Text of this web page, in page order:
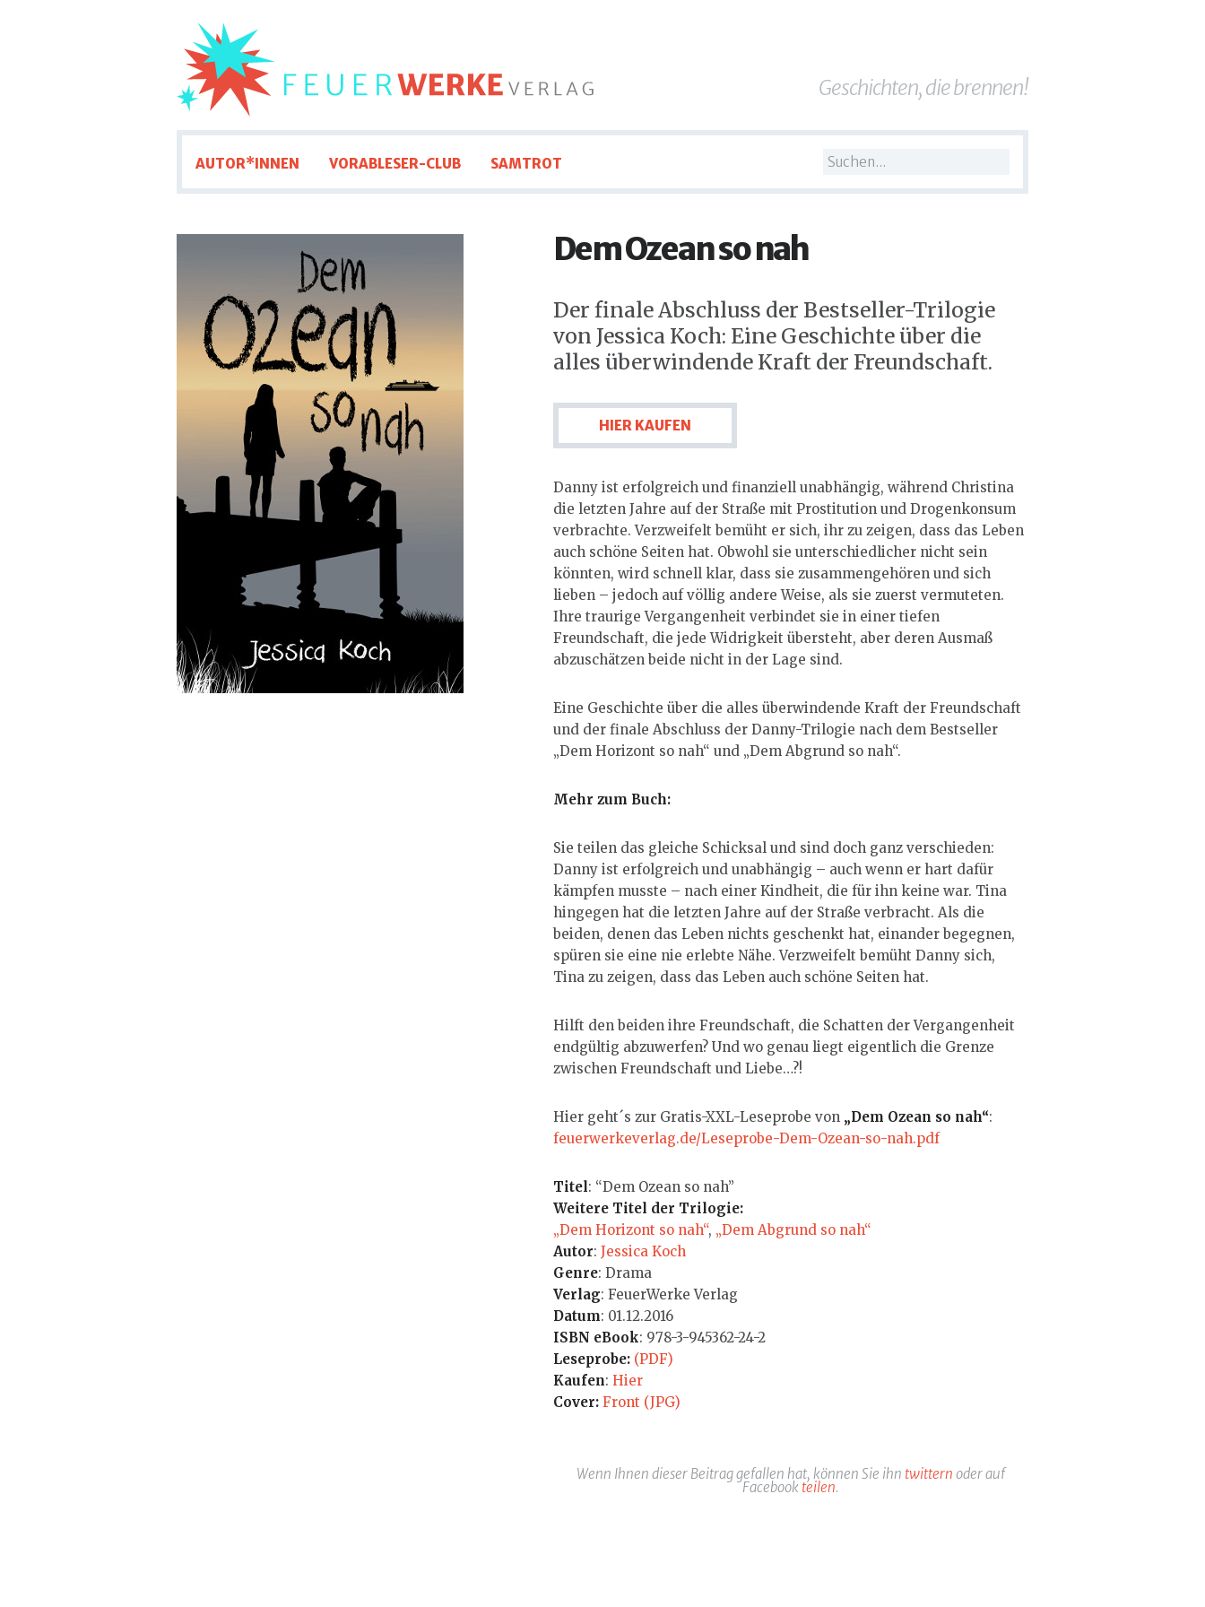
Geschichten, die brennen!
AUTOR*INNEN VORABLESER-CLUB SAMTROT
Dem Ozean so nah
Der finale Abschluss der Bestseller-Trilogie
von Jessica Koch: Eine Geschichte über die
alles überwindende Kraft der Freundschaft.
HIER KAUFEN
Danny ist erfolgreich und finanziell unabhängig, während Christina
die letzten Jahre auf der Straße mit Prostitution und Drogenkonsum
verbrachte. Verzweifelt bemüht er sich, ihr zu zeigen, dass das Leben
auch schöne Seiten hat. Obwohl sie unterschiedlicher nicht sein
könnten, wird schnell klar, dass sie zusammengehören und sich
lieben – jedoch auf völlig andere Weise, als sie zuerst vermuteten.
Ihre traurige Vergangenheit verbindet sie in einer tiefen
Freundschaft, die jede Widrigkeit übersteht, aber deren Ausmaß
abzuschätzen beide nicht in der Lage sind.
Eine Geschichte über die alles überwindende Kraft der Freundschaft
und der finale Abschluss der Danny-Trilogie nach dem Bestseller
„Dem Horizont so nah“ und „Dem Abgrund so nah“.
Mehr zum Buch:
Sie teilen das gleiche Schicksal und sind doch ganz verschieden:
Danny ist erfolgreich und unabhängig – auch wenn er hart dafür
kämpfen musste – nach einer Kindheit, die für ihn keine war. Tina
hingegen hat die letzten Jahre auf der Straße verbracht. Als die
beiden, denen das Leben nichts geschenkt hat, einander begegnen,
spüren sie eine nie erlebte Nähe. Verzweifelt bemüht Danny sich,
Tina zu zeigen, dass das Leben auch schöne Seiten hat.
Hilft den beiden ihre Freundschaft, die Schatten der Vergangenheit
endgültig abzuwerfen? Und wo genau liegt eigentlich die Grenze
zwischen Freundschaft und Liebe…?!
Hier geht´s zur Gratis-XXL-Leseprobe von „Dem Ozean so nah“:
feuerwerkeverlag.de/Leseprobe-Dem-Ozean-so-nah.pdf
Titel: “Dem Ozean so nah”
Weitere Titel der Trilogie:
„Dem Horizont so nah“, „Dem Abgrund so nah“
Autor: Jessica Koch
Genre: Drama
Verlag: FeuerWerke Verlag
Datum: 01.12.2016
ISBN eBook: 978-3-945362-24-2
Leseprobe: (PDF)
Kaufen: Hier
Cover: Front (JPG)
Wenn Ihnen dieser Beitrag gefallen hat, können Sie ihn twittern oder auf
Facebook teilen.